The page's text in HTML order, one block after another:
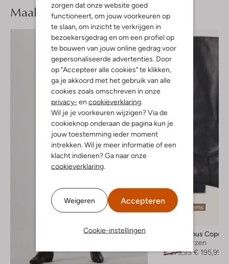
zorgen dat onze website goed
functioneert, om jouw voorkeuren op
te slaan, om inzicht te verkrijgen in
bezoekersgedrag en om een profiel op
te bouwen van jouw online gedrag voor
gepersonaliseerde advertenties. Door
op "Accepteer alle cookies" te klikken,
ga je akkoord met het gebruik van alle
cookies zoals omschreven in onze
privacy- en cookieverklaring.
Wil je je voorkeuren wijzigen? Via de
cookieknop onderaan de pagina kun je
jouw toestemming ieder moment
intrekken. Wil je meer informatie of een
klacht indienen? Ga naar onze
cookieverklaring.
Weigeren Accepteren
Cookie-instellingen
Maak jelook compleet
Laatste items
Anonymous
Hoge laarzen
€ 279,95 € 195,99